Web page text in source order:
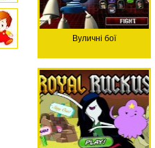
Вуличні бої